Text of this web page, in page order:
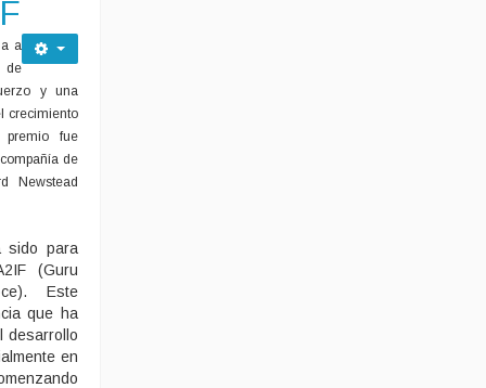
a
de
y una
crecimiento
fue
de
Newstead
sido para
(Guru
Este
que ha
desarrollo
en